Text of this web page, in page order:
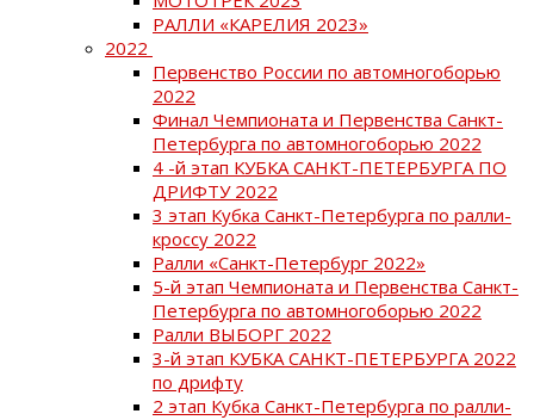
РАЛЛИ «КАРЕЛИЯ 2023»
2022
Первенство России по автомногоборью
2022
Финал Чемпионата и Первенства Санкт-
Петербурга по автомногоборью 2022
4 -й этап КУБКА САНКТ-ПЕТЕРБУРГА ПО
ДРИФТУ 2022
3 этап Кубка Санкт-Петербурга по ралли-
кроссу 2022
Ралли «Санкт-Петербург 2022»
5-й этап Чемпионата и Первенства Санкт-
Петербурга по автомногоборью 2022
Ралли ВЫБОРГ 2022
3-й этап КУБКА САНКТ-ПЕТЕРБУРГА 2022
по дрифту
2 этап Кубка Санкт-Петербурга по ралли-